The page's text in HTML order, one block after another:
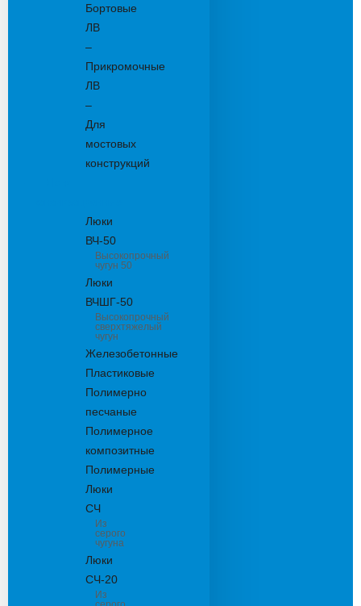
Бортовые
ЛВ
–
Прикромочные
ЛВ
–
Для
мостовых
конструкций
Люки
ВЧ-50
Высокопрочный
чугун 50
Люки
ВЧШГ-50
Высокопрочный
сверхтяжелый
чугун
Железобетонные
Пластиковые
Полимерно
песчаные
Полимерное
композитные
Полимерные
Люки
СЧ
Из
серого
чугуна
Люки
СЧ-20
Из